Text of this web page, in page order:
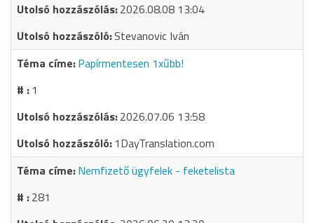
2026.08.08 13:04
Stevanovic Iván
Papírmentesen 1xűbb!
1
2026.07.06 13:58
1DayTranslation.com
Nemfizető ügyfelek - feketelista
281